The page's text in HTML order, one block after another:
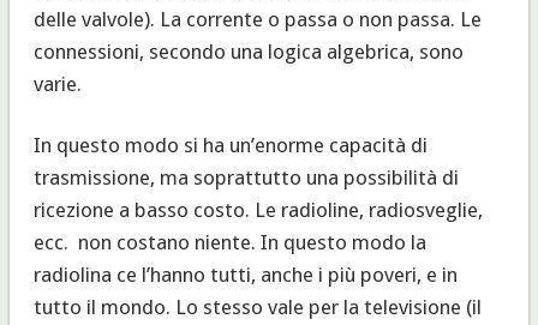
delle valvole). La corrente o passa o non passa. Le
connessioni, secondo una logica algebrica, sono
varie.
In questo modo si ha un’enorme capacità di
trasmissione, ma soprattutto una possibilità di
ricezione a basso costo. Le radioline, radiosveglie,
ecc. non costano niente. In questo modo la
radiolina ce l’hanno tutti, anche i più poveri, e in
tutto il mondo. Lo stesso vale per la televisione (il